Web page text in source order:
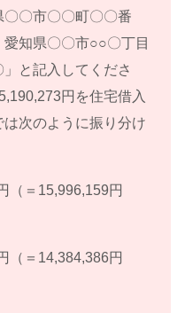
〇市〇〇町〇〇番
県〇〇市○○〇丁目
と記入してくださ
円を住宅借入
次のように振り分け
＝15,996,159円
＝14,384,386円